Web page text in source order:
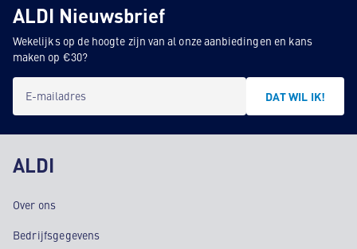
ALDI Nieuwsbrief
Wekelijks op de hoogte zijn van al onze aanbiedingen en kans
maken op €30?
E-mailadres DAT WIL IK!
ALDI
Over ons
Bedrijfsgegevens